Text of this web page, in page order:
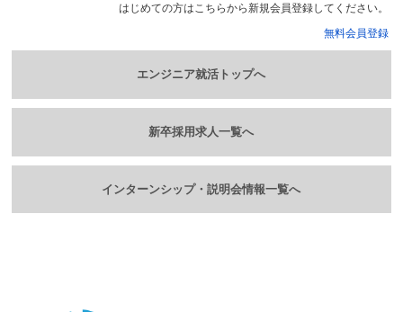
はじめての方はこちらから新規会員登録してください。
無料会員登録
エンジニア就活トップへ
新卒採用求人一覧へ
インターンシップ・説明会情報一覧へ